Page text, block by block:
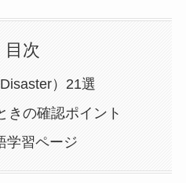
目次
）21選
きの確認ポイント
学習ページ